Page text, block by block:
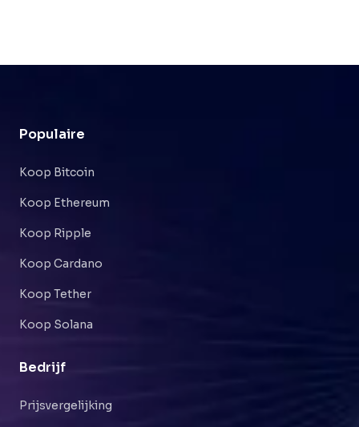
Populaire
Koop Bitcoin
Koop Ethereum
Koop Ripple
Koop Cardano
Koop Tether
Koop Solana
Bedrijf
Prijsvergelijking